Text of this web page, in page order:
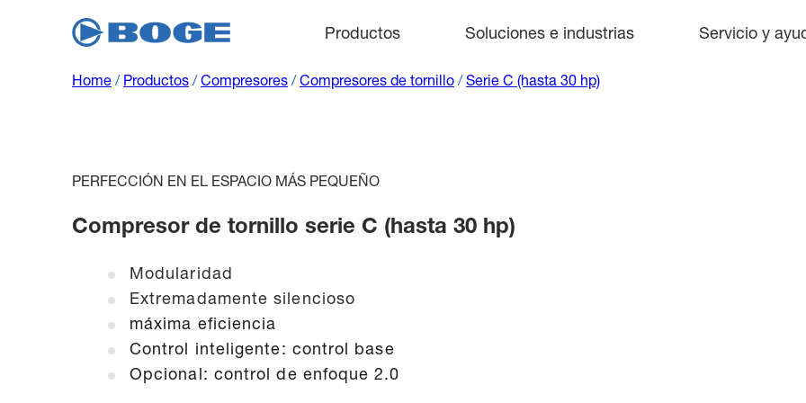
Productos Soluciones e industrias Servicio y
Home / Productos / Compresores / Compresores de tornillo / Serie C (hasta 30 hp)
PERFECCIÓN EN EL ESPACIO MÁS PEQUEÑO
Compresor de tornillo serie C (hasta 30 hp)
Modularidad
Extremadamente silencioso
máxima eficiencia
Control inteligente: control base
Opcional: control de enfoque 2.0